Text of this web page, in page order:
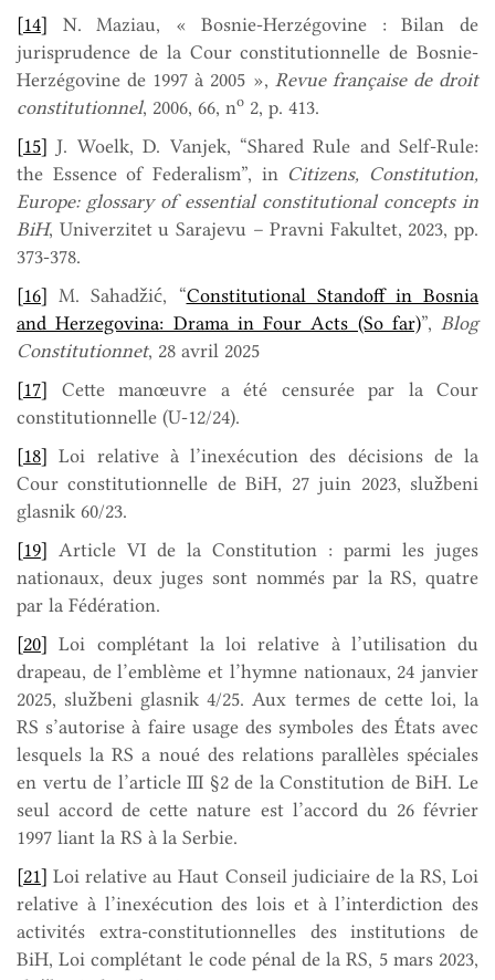
[14] N. Maziau, « Bosnie-Herzégovine : Bilan de
jurisprudence de la Cour constitutionnelle de Bosnie-
Herzégovine de 1997 à 2005 », Revue française de droit
constitutionnel, 2006, 66, no 2, p. 413.
[15] J. Woelk, D. Vanjek, “Shared Rule and Self-Rule:
the Essence of Federalism”, in Citizens, Constitution,
Europe: glossary of essential constitutional concepts in
BiH, Univerzitet u Sarajevu – Pravni Fakultet, 2023, pp.
373-378.
[16] M. Sahadžić, “Constitutional Standoff in Bosnia
and Herzegovina: Drama in Four Acts (So far)”, Blog
Constitutionnet, 28 avril 2025
[17] Cette manœuvre a été censurée par la Cour
constitutionnelle (U-12/24).
[18] Loi relative à l’inexécution des décisions de la
Cour constitutionnelle de BiH, 27 juin 2023, službeni
glasnik 60/23.
[19] Article VI de la Constitution : parmi les juges
nationaux, deux juges sont nommés par la RS, quatre
par la Fédération.
[20] Loi complétant la loi relative à l’utilisation du
drapeau, de l’emblème et l’hymne nationaux, 24 janvier
2025, službeni glasnik 4/25. Aux termes de cette loi, la
RS s’autorise à faire usage des symboles des États avec
lesquels la RS a noué des relations parallèles spéciales
en vertu de l’article III §2 de la Constitution de BiH. Le
seul accord de cette nature est l’accord du 26 février
1997 liant la RS à la Serbie.
[21] Loi relative au Haut Conseil judiciaire de la RS, Loi
relative à l’inexécution des lois et à l’interdiction des
activités extra-constitutionnelles des institutions de
BiH, Loi complétant le code pénal de la RS, 5 mars 2023,